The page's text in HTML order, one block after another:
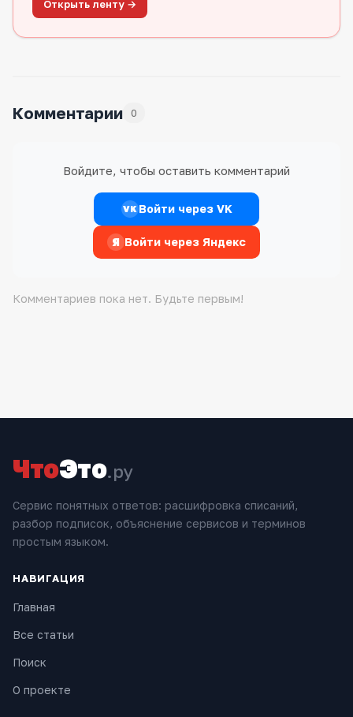
Открыть ленту →
Комментарии 0
Войдите, чтобы оставить комментарий
VKВойти через VK
Я Войти через Яндекс
Комментариев пока нет. Будьте первым!
ЧтоЭто.ру
Сервис понятных ответов: расшифровка списаний,
разбор подписок, объяснение сервисов и терминов
простым языком.
НАВИГАЦИЯ
Главная
Все статьи
Поиск
О проекте